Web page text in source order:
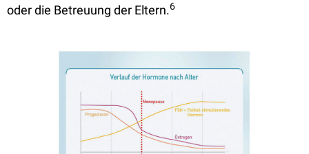
oder die Betreuung der Eltern.6